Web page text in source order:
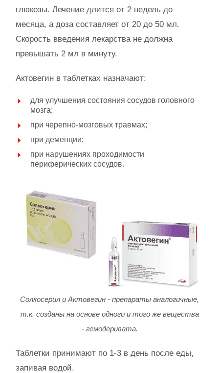
глюкозы. Лечение длится от 2 недель до
месяца, а доза составляет от 20 до 50 мл.
Скорость введения лекарства не должна
превышать 2 мл в минуту.
Актовегин в таблетках назначают:
для улучшения состояния сосудов головного
мозга;
при черепно-мозговых травмах;
при деменции;
при нарушениях проходимости
периферических сосудов.
Солкосерил и Актовегин - препараты аналогичные,
т.к. созданы на основе одного и того же вещества
- гемодеривата.
Таблетки принимают по 1-3 в день после еды,
запивая водой.